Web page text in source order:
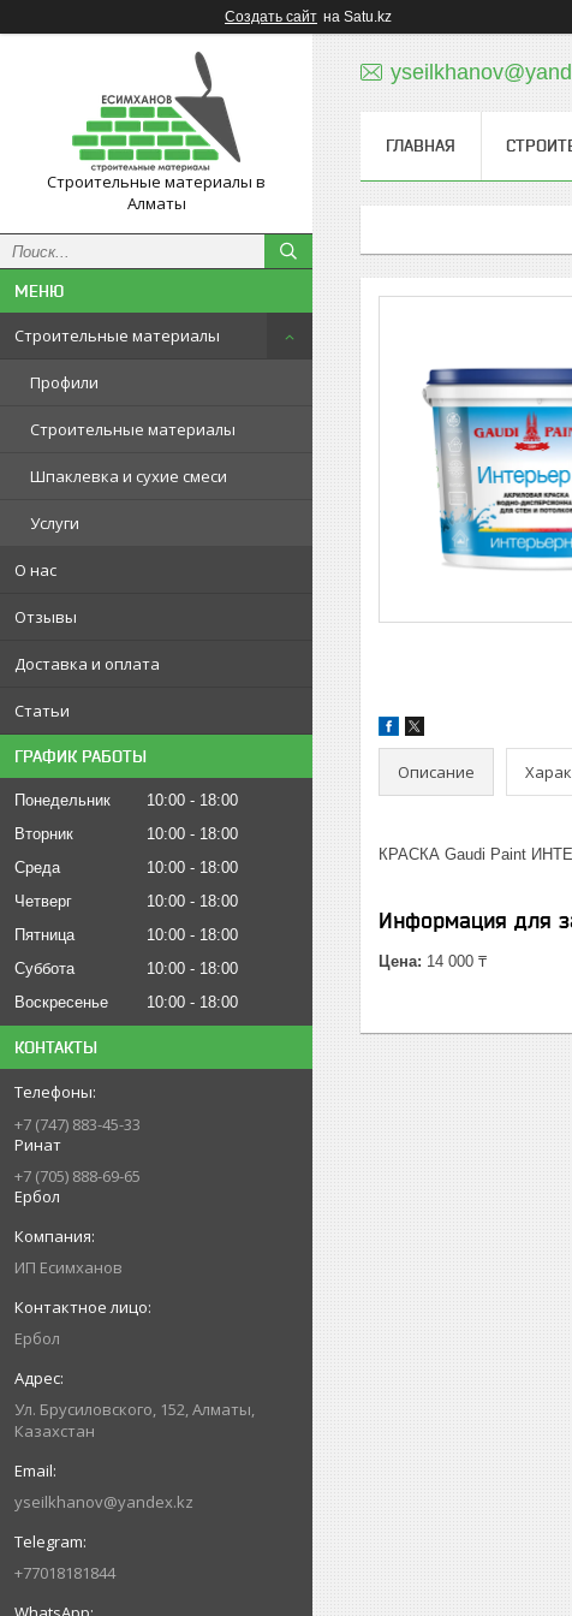
Создать сайт на Satu.kz
Строительные материалы в
Алматы
Строительные материалы
Профили
Строительные материалы
Шпаклевка и сухие смеси
Услуги
О нас
Отзывы
Доставка и оплата
Статьи
ГРАФИК РАБОТЫ
Понедельник 10:00
18:00
Вторник
10:00
18:00
Среда
10:00
18:00
Четверг
10:00
18:00
Пятница
10:00
18:00
Суббота
10:00
18:00
Воскресенье
10:00 18:00
КОНТАКТЫ
+7 (747) 883-45-33
Ринат
+7 (705) 888-69-65
Ербол
ИП Есимxанов
Ербол
Ул. Брусиловского, 152, Алматы,
Казахстан
yseilkhanov@yandex.kz
+77018181844
ГЛАВНАЯ
Описание
КРАСКА Gaudi Paint
Информация для
Цена: 14 000 ₸